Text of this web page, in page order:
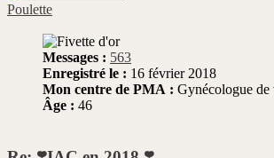
Poulette
Messages : 563
Enregistré le : 16 février 2018
Mon centre de PMA : Gynécologue
Âge : 46